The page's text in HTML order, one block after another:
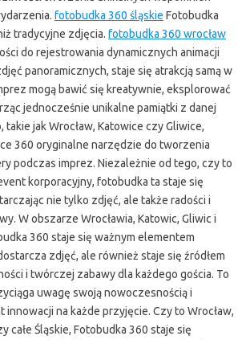
fotobudka 360 śląskie Fotobudka
tradycyjne zdjęcia. fotobudka 360 wrocław
do rejestrowania dynamicznych animacji
panoramicznych, staje się atrakcją samą w
mogą bawić się kreatywnie, eksplorować
jednocześnie unikalne pamiątki z danej
takie jak Wrocław, Katowice czy Gliwice,
360 oryginalne narzędzie do tworzenia
podczas imprez. Niezależnie od tego, czy to
korporacyjny, fotobudka ta staje się
nie tylko zdjęć, ale także radości i
W obszarze Wrocławia, Katowic, Gliwic i
360 staje się ważnym elementem
zdjęć, ale również staje się źródłem
i twórczej zabawy dla każdego gościa. To
uwagę swoją nowoczesnością i
na każde przyjęcie. Czy to Wrocław,
całe Śląskie, Fotobudka 360 staje się